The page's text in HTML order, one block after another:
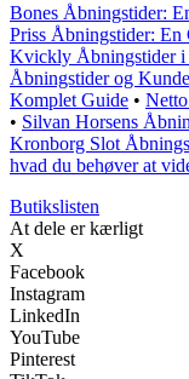
Bones Åbningstider:
Priss Åbningstider:
Kvickly Åbningstider
Åbningstider og
Komplet Guide •
• Silvan Horsens
Kronborg Slot
hvad du behøver at
Butikslisten
At dele er kærligt
X
Facebook
Instagram
LinkedIn
YouTube
Pinterest